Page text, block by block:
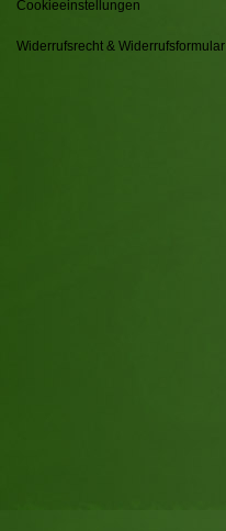
Cookieeinstellungen
Widerrufsrecht & Widerrufsformular